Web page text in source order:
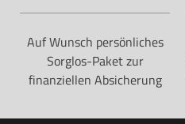
Auf Wunsch persönliches
Sorglos-Paket zur
finanziellen Absicherung